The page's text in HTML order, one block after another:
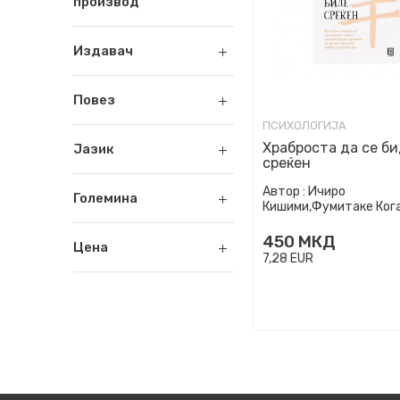
Издавач
Повез
Јазик
Големина
Цена
ПСИХОЛОГИЈА
Храброста да се
среќен
Автор : Ичиро
Кишими,Фумитаке
450 МКД
7,28 EUR